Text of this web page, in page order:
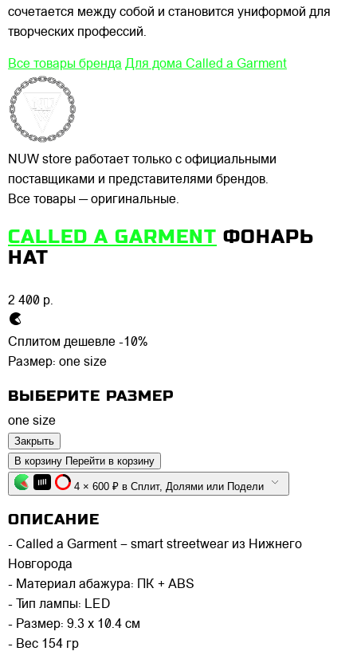
сочетается между собой и становится униформой для
творческих профессий.
Все товары бренда Для дома Called a Garment
NUW store работает только с официальными
поставщиками и представителями брендов.
Все товары — оригинальные.
CALLED A GARMENT ФОНАРЬ
HAT
2 400 р.
Сплитом дешевле -10%
Размер: one size
ВЫБЕРИТЕ РАЗМЕР
one size
Закрыть
В корзину Перейти в корзину
4 × 600 ₽ в Сплит, Долями или Подели
ОПИСАНИЕ
- Called a Garment – smart streetwear из Нижнего
Новгорода
- Материал абажура: ПК + ABS
- Тип лампы: LED
- Размер: 9.3 х 10.4 см
- Вес 154 гр